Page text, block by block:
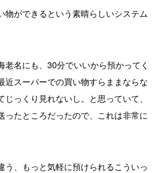
物ができるという素晴らしいシステム
名にも、30分でいいから預かってく
スーパーでの買い物すらままならな
っくり見れないし。と思っていて、
ったところだったので、これは非常に
う、もっと気軽に預けられるこういっ